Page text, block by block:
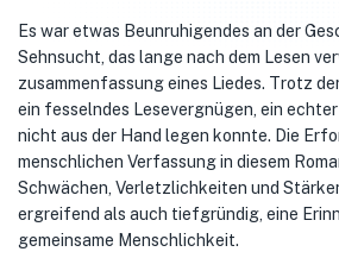
Es war etwas Beunruhigendes an der
Sehnsucht, das lange nach dem Lesen
zusammenfassung eines Liedes. Trotz
ein fesselndes Lesevergnügen, ein
nicht aus der Hand legen konnte. Die
menschlichen Verfassung in diesem
Schwächen, Verletzlichkeiten und
ergreifend als auch tiefgründig, eine
gemeinsame Menschlichkeit.